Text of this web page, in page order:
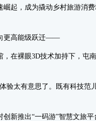
起，成为撬动乡村旅游消
更高能级跃迁——
在裸眼3D技术加持下，屯
太有意思了。既有科技范
新推出“一码游”智慧文旅平